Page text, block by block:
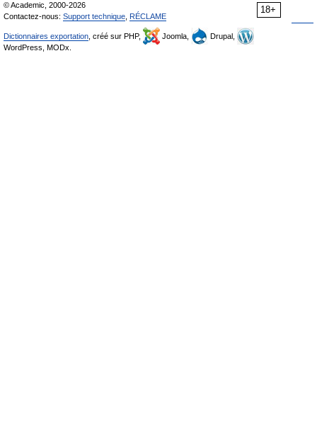
18+
© Academic, 2000-2026
Contactez-nous: Support technique RÉCLAME
Dictionnaires exportation , créé sur PHP, Joomla,
Drupal,
WordPress, MODx.